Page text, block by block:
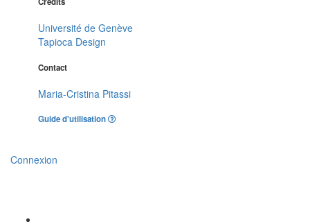
Université de Genève
Tapioca Design
Contact
Maria-Cristina Pitassi
Guide d'utilisation
Connexion